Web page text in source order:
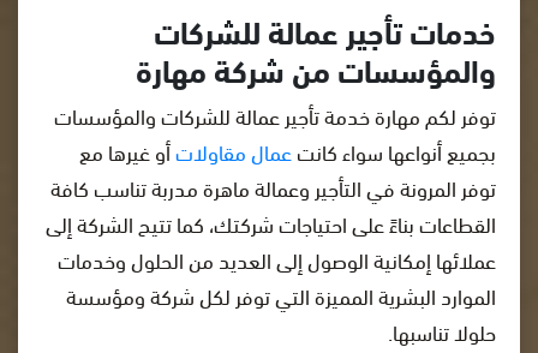
خدمات تأجير عمالة للشركات
والمؤسسات من شركة مهارة
توفر لكم مهارة خدمة تأجير عمالة للشركات والمؤسسات
بجميع أنواعها سواء كانتعمال مقاولاتأو غيرها مع
توفر المرونة في التأجير وعمالة ماهرة مدربة تناسب كافة
القطاعات بناءً على احتياجات شركتك، كما تتيح الشركة إلى
عملائها إمكانية الوصول إلى العديد من الحلول وخدمات
الموارد البشرية المميزة التي توفر لكل شركة ومؤسسة
حلولا تناسبها.